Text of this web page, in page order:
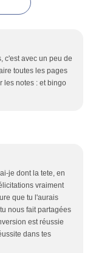
c'est avec un peu de
toutes les pages
les notes : et bingo
je dont la tete, en
vraiment
que tu l'aurais
nous fait partagées
est réussie
dans tes